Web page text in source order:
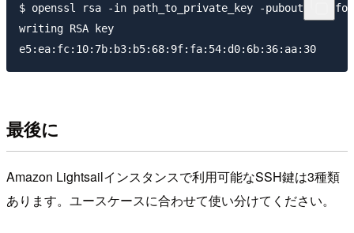
$ openssl rsa -in path_to_private_key -pubout -
writing RSA key
最後に
Amazon Lightsailインスタンスで利用可能なSSH鍵は3種類
あります。ユースケースに合わせて使い分けてください。